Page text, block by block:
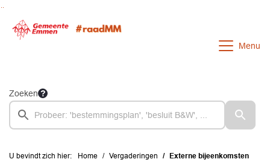
Menu
Zoeken
U bevindt zich hier: Home Vergaderingen Externe bijeenkomsten